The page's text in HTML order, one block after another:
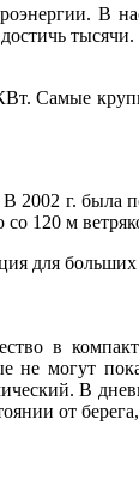
В
тысячи.
Самые
2002 г. была
со 120 м
для
в
не могут
В
от